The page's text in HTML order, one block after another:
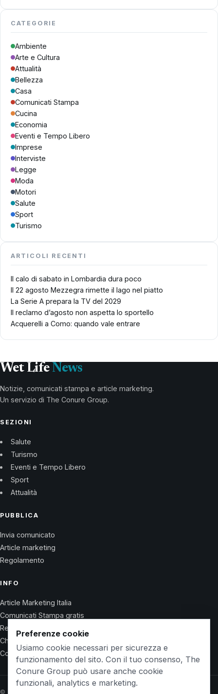
CATEGORIE
Ambiente
Arte e Cultura
Attualità
Bellezza
Casa
Comunicati Stampa
Cucina
Economia
Eventi e Tempo Libero
Imprese
Interviste
Legge
Moda
Motori
Salute
Sport
Turismo
ARTICOLI RECENTI
Il calo di sabato in Lombardia dura poco
Il 22 agosto Mezzegra rimette il lago nel piatto
La Serie A prepara la TV del 2029
Il reclamo d’agosto non aspetta lo sportello
Acquerelli a Como: quando vale entrare
Wet Life News
Notizie, comunicati stampa e article marketing.
Un servizio di The Conure Group.
SEZIONI
Salute
Turismo
Eventi e Tempo Libero
Sport
Attualità
PUBBLICA
Invia comunicato
Article marketing
Regolamento
INFO
Article Marketing Italia
Comunicati Stampa gratis
Regolamento
Chi Siamo
Contatti
© 2026 Wet Life News · The Conure Group
Preferenze cookie
Usiamo cookie necessari per sicurezza e
funzionamento del sito. Con il tuo consenso, The
Conure Group può usare anche cookie
funzionali, analytics e marketing.